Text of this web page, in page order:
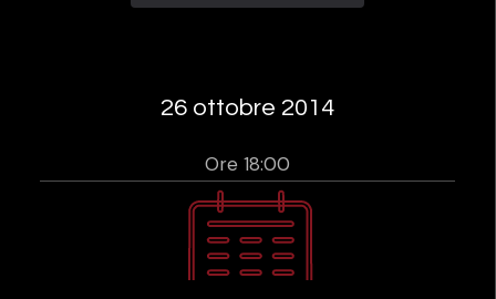
26 ottobre 2014
Ore 18:00